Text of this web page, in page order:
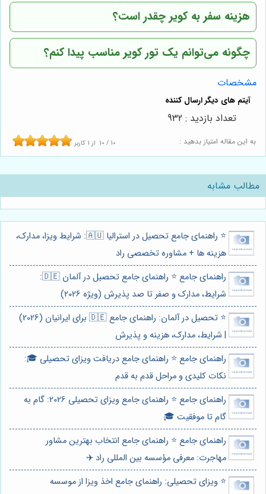
هزینه سفر به کویر چقدر است؟
چگونه می‌توانم یک تور کویر مناسب پیدا کنم؟
مشخصات
به این مقاله امتیاز بدهید : 10 / 10 از 1 کاربر
تعداد بازدید : 932
مطالب مشابه
⭐️ راهنمای جامع تحصیل در استرالیا 🇦🇺: شرایط ویزا، مدارک،
هزینه ها + مشاوره تخصصی راد
راهنمای جامع ⭐️ راهنمای جامع تحصیل در آلمان 🇩🇪:
شرایط، مدارک و صفر تا صد پذیرش (ویژه 2026)
⭐️ تحصیل در آلمان: راهنمای جامع 🇩🇪 برای ایرانیان (2026)
| شرایط، مدارک، هزینه و پذیرش
راهنمای جامع ⭐️ راهنمای جامع دریافت ویزای تحصیلی 🎓:
نکات کلیدی و مراحل قدم به قدم
راهنمای جامع ⭐️ راهنمای جامع ویزای تحصیلی 2026: گام به
گام تا موفقیت 🎓
راهنمای جامع ⭐️ راهنمای جامع انتخاب بهترین مشاور
مهاجرت: معرفی مؤسسه بین المللی راد ✈️
⭐️ ویزای تحصیلی: راهنمای جامع اخذ ویزا از موسسه